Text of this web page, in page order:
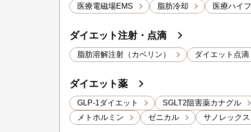
医療電磁場EMS 脂肪冷却 医療ハイフ
ダイエット注射・点滴
脂肪溶解注射（カベリン） ダイエット点滴
ダイエット薬
GLP-1ダイエット SGLT2阻害薬カナグル
メトホルミン
ゼニカル サノレックス